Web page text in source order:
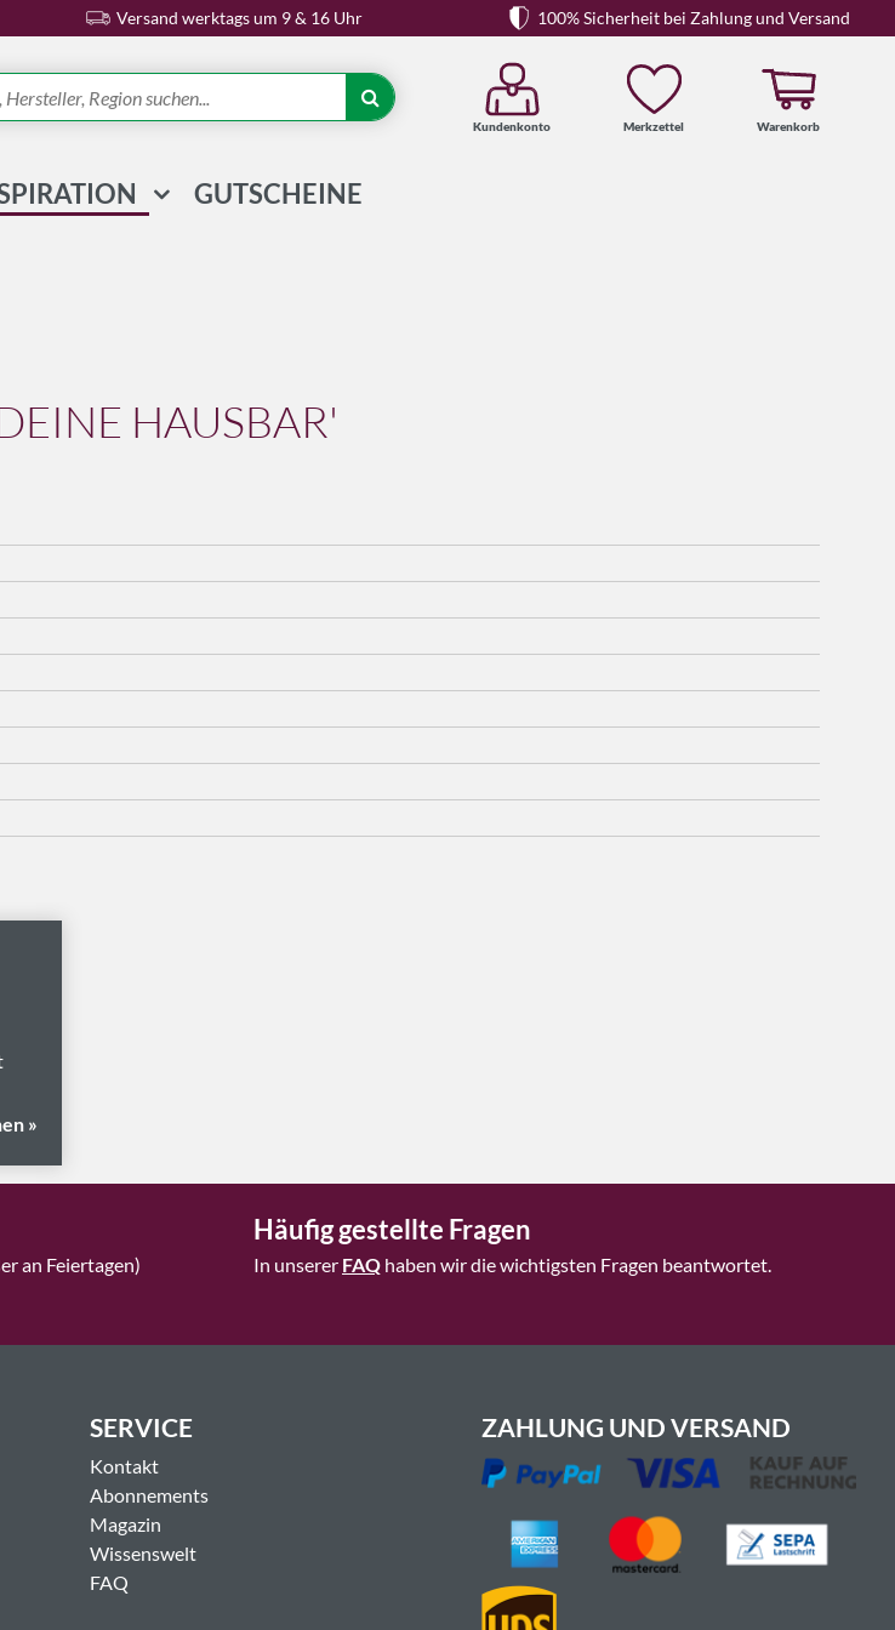
Versand werktags um 9 & 16 Uhr 100% Sicherheit bei Zahlung und Versand
Kundenkonto Merkzettel Warenkorb
GUTSCHEINE
HAUSBAR'
»
an Feiertagen)
Häufig gestellte Fragen
In unserer FAQ haben wir die wichtigsten Fragen beantwortet.
SERVICE
Kontakt
Abonnements
Magazin
Wissenswelt
FAQ
ZAHLUNG UND VERSAND